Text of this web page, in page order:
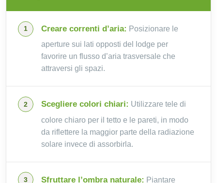
Creare correnti d’aria: Posizionare le
aperture sui lati opposti del lodge per
favorire un flusso d’aria trasversale che
attraversi gli spazi.
Scegliere colori chiari: Utilizzare tele di
colore chiaro per il tetto e le pareti, in modo
da riflettere la maggior parte della radiazione
solare invece di assorbirla.
Sfruttare l’ombra naturale: Piantare